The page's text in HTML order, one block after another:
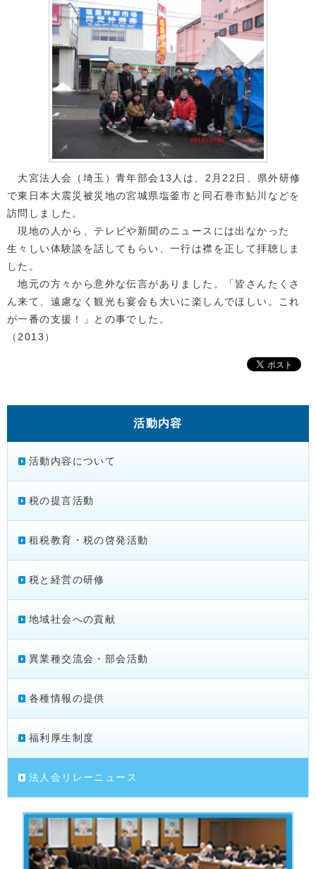
大宮法人会（埼玉）青年部会13人は、2月22日、県外研修
で東日本大震災被災地の宮城県塩釜市と同石巻市鮎川などを
訪問しました。
現地の人から、テレビや新聞のニュースには出なかった
生々しい体験談を話してもらい、一行は襟を正して拝聴しま
した。
地元の方々から意外な伝言がありました。「皆さんたくさ
ん来て、遠慮なく観光も宴会も大いに楽しんでほしい。これ
が一番の支援！」との事でした。
（2013）
活動内容
活動内容について
税の提言活動
租税教育・税の啓発活動
税と経営の研修
地域社会への貢献
異業種交流会・部会活動
各種情報の提供
福利厚生制度
法人会リレーニュース